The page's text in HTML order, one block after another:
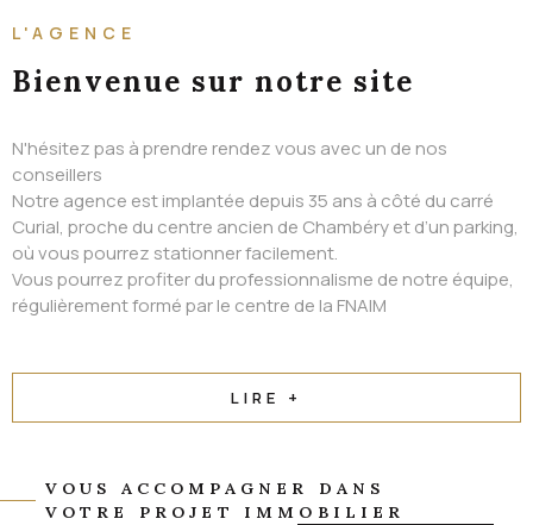
L'AGENCE
Bienvenue sur notre site
N'hésitez pas à prendre rendez vous avec un de nos
conseillers
Notre agence est implantée depuis 35 ans à côté du carré
Curial, proche du centre ancien de Chambéry et d’un parking,
où vous pourrez stationner facilement.
Vous pourrez profiter du professionnalisme de notre équipe,
régulièrement formé par le centre de la FNAIM
LIRE +
VOUS ACCOMPAGNER DANS
VOTRE PROJET IMMOBILIER